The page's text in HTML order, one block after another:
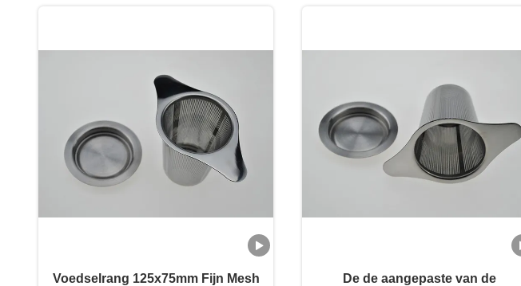
Voedselrang 125x75mm Fijn Mesh
De de aangepaste van de